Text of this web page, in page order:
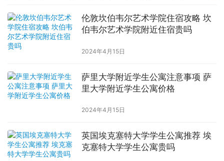
伦敦坎伯韦尔艺术学院住宿攻略 坎
伯韦尔艺术学院附近住宿贵吗
2024年4月15日
萨里大学附近学生公寓注意事项 萨
里大学附近学生公寓价格
2024年4月15日
英国埃克塞特大学学生公寓推荐 埃
克塞特大学学生公寓贵吗